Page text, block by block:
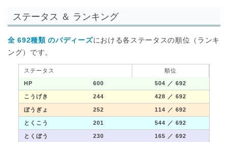
ステータス ＆ ランキング
全 692種類 のバディーズにおける各ステータスの順位（ランキ
ング）です。
ステータス 順位
HP 600 504 ／ 692
こうげき 244 428 ／ 692
ぼうぎょ 252 114 ／ 692
とくこう 201 544 ／ 692
とくぼう 230 165 ／ 692